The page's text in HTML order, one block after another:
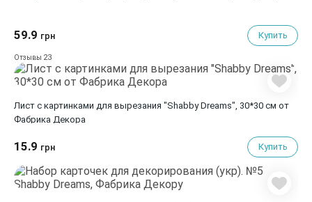
59.9 грн Купить
Отзывы 23
Лист с картинками для вырезания "Shabby Dreams", 30*30 см от
Фабрика Декора
15.9 грн Купить